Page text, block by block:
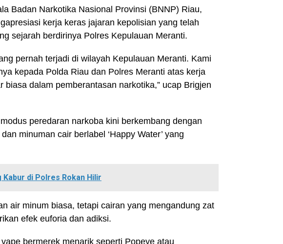
Badan Narkotika Nasional Provinsi (BNNP) Riau,
kerja keras jajaran kepolisian yang telah
sejarah berdirinya Polres Kepulauan Meranti.
pernah terjadi di wilayah Kepulauan Meranti. Kami
kepada Polda Riau dan Polres Meranti atas kerja
dalam pemberantasan narkotika,” ucap Brigjen
peredaran narkoba kini berkembang dengan
minuman cair berlabel ‘Happy Water’ yang
di Polres Rokan Hilir
air minum biasa, tetapi cairan yang mengandung zat
efek euforia dan adiksi.
bermerek menarik seperti Popeye atau